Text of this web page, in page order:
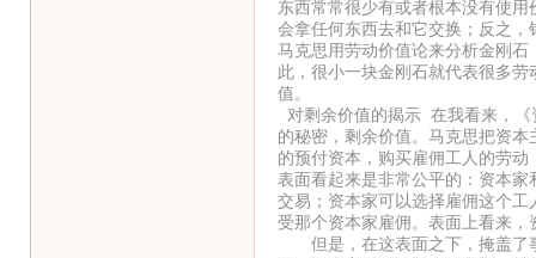
东西常常很少有或者根本没有使用
会拿任何东西去和它交换；反之
马克思用劳动价值论来分析金刚
此，很小一块金刚石就代表很多
值。
对剩余价值的揭示 在我看来，《
的秘密，剩余价值。马克思把资
的预付资本，购买雇佣工人的劳
表面看起来是非常公平的：资本
交易；资本家可以选择雇佣这个
受那个资本家雇佣。表面上看来
但是，在这表面之下，掩盖了